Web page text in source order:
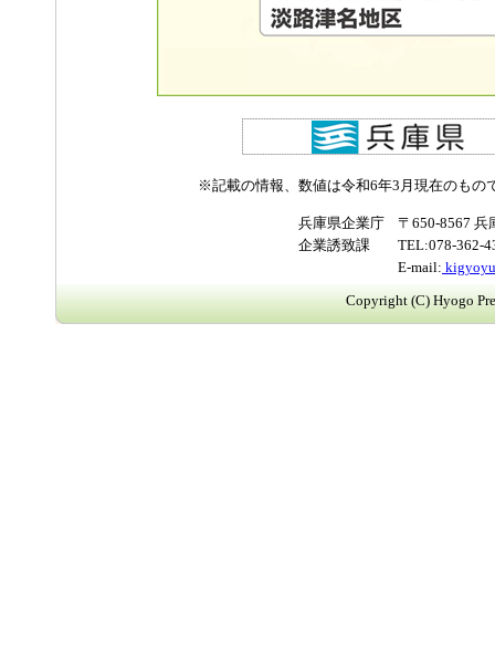
※記載の情報、数値は令和6年3月現在のもの
兵庫県企業庁
企業誘致課
〒650-8567 兵
TEL:078-362-
E-mail:
Copyright (C) Hyogo